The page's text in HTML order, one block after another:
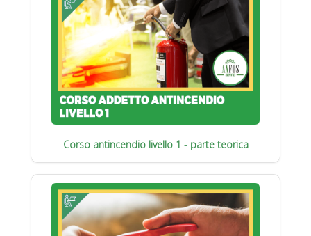
Corso antincendio livello 1 - parte teorica